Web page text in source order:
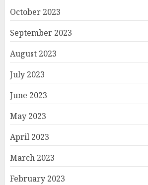
October 2023
September 2023
August 2023
July 2023
June 2023
May 2023
April 2023
March 2023
February 2023